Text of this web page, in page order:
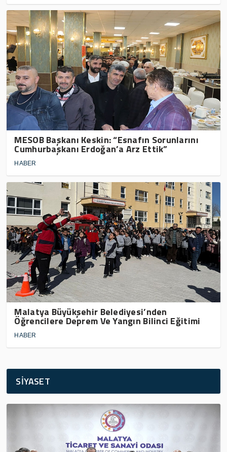
MESOB Başkanı Keskin: “Esnafın Sorunlarını
Cumhurbaşkanı Erdoğan’a Arz Ettik”
HABER
Malatya Büyükşehir Belediyesi’nden
Öğrencilere Deprem Ve Yangın Bilinci Eğitimi
HABER
SİYASET